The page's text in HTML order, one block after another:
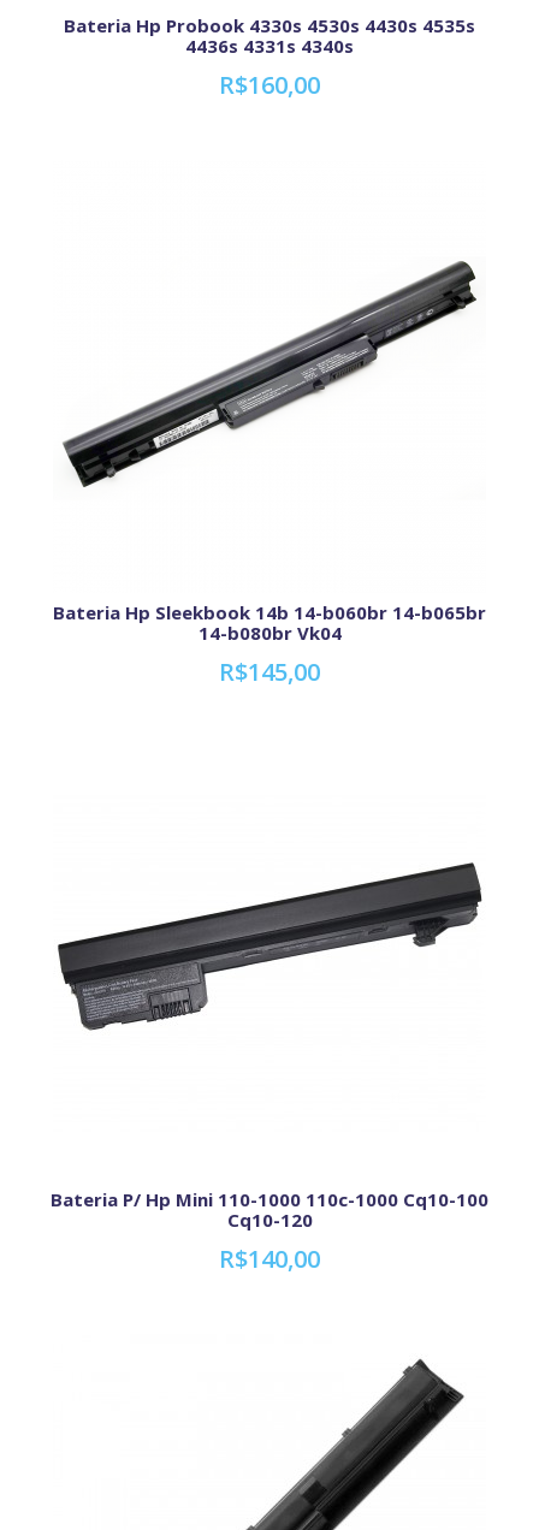
Bateria Hp Probook 4330s 4530s 4430s 4535s
4436s 4331s 4340s
R$160,00
Bateria Hp Sleekbook 14b 14-b060br 14-b065br
14-b080br Vk04
R$145,00
Bateria P/ Hp Mini 110-1000 110c-1000 Cq10-100
Cq10-120
R$140,00